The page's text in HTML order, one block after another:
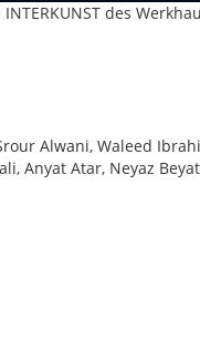
des
Alwani, Waleed
Anyat Atar, Neyaz